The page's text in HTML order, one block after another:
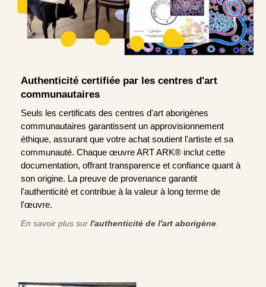
Authenticité certifiée par les centres d'art
communautaires
Seuls les certificats des centres d'art aborigènes
communautaires garantissent un approvisionnement
éthique, assurant que votre achat soutient l'artiste et sa
communauté. Chaque œuvre ART ARK® inclut cette
documentation, offrant transparence et confiance quant à
son origine. La preuve de provenance garantit
l'authenticité et contribue à la valeur à long terme de
l'œuvre.
En savoir plus sur l'authenticité de l'art aborigène